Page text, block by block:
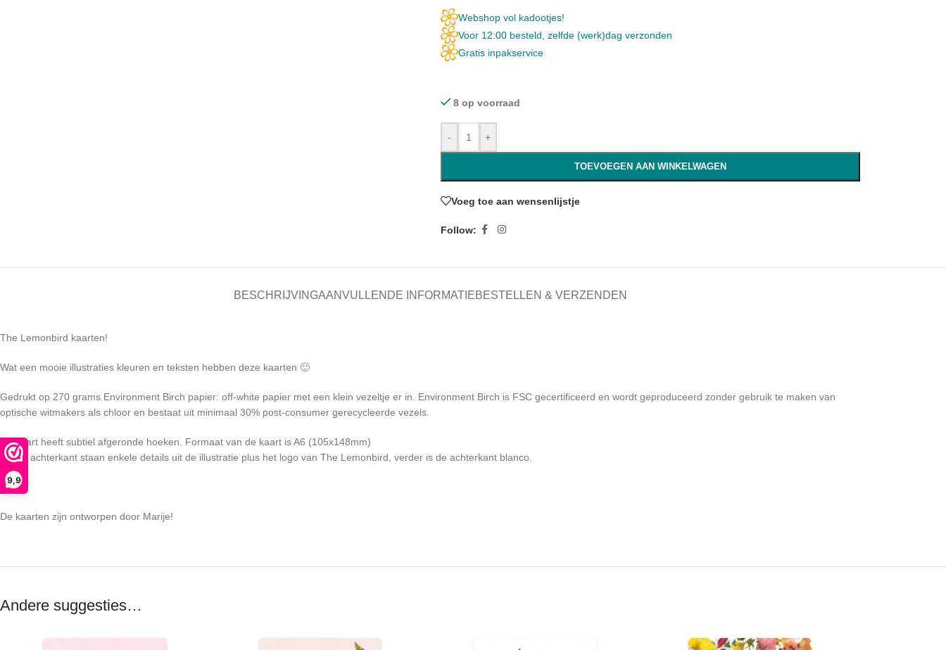
9,9
Webshop vol kadootjes!
Voor 12:00 besteld, zelfde (werk)dag verzonden
Gratis inpakservice
8 op voorraad
- +
TOEVOEGEN AAN WINKELWAGEN
Voeg toe aan wensenlijstje
Follow:
BESCHRIJVINGAANVULLENDE INFORMATIEBESTELLEN & VERZENDEN
The Lemonbird kaarten!
Wat een mooie illustraties kleuren en teksten hebben deze kaarten 🙂
Gedrukt op 270 grams Environment Birch papier: off-white papier met een klein vezeltje er in. Environment Birch is FSC gecertificeerd en wordt geproduceerd zonder gebruik te maken van
optische witmakers als chloor en bestaat uit minimaal 30% post-consumer gerecycleerde vezels.
De kaart heeft subtiel afgeronde hoeken. Formaat van de kaart is A6 (105x148mm)
Op de achterkant staan enkele details uit de illustratie plus het logo van The Lemonbird, verder is de achterkant blanco.
De kaarten zijn ontworpen door Marije!
Andere suggesties…